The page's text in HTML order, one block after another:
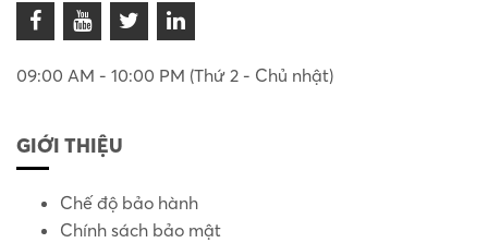
09:00 AM - 10:00 PM (Thứ 2 - Chủ nhật)
GIỚI THIỆU
Chế độ bảo hành
Chính sách bảo mật